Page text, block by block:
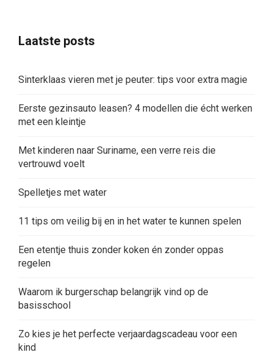
Laatste posts
Sinterklaas vieren met je peuter: tips voor extra magie
Eerste gezinsauto leasen? 4 modellen die écht werken
met een kleintje
Met kinderen naar Suriname, een verre reis die
vertrouwd voelt
Spelletjes met water
11 tips om veilig bij en in het water te kunnen spelen
Een etentje thuis zonder koken én zonder oppas
regelen
Waarom ik burgerschap belangrijk vind op de
basisschool
Zo kies je het perfecte verjaardagscadeau voor een
kind